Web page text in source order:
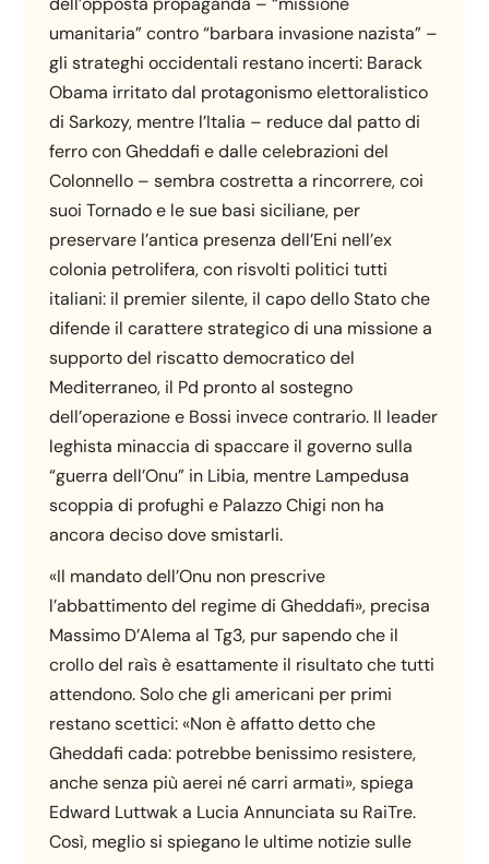
umanitaria” contro “barbara invasione nazista” –
gli strateghi occidentali restano incerti: Barack
Obama irritato dal protagonismo elettoralistico
di Sarkozy, mentre l’Italia – reduce dal patto di
ferro con Gheddafi e dalle celebrazioni del
Colonnello – sembra costretta a rincorrere, coi
suoi Tornado e le sue basi siciliane, per
preservare l’antica presenza dell’Eni nell’ex
colonia petrolifera, con risvolti politici tutti
italiani: il premier silente, il capo dello Stato che
difende il carattere strategico di una missione a
supporto del riscatto democratico del
Mediterraneo, il Pd pronto al sostegno
dell’operazione e Bossi invece contrario. Il leader
leghista minaccia di spaccare il governo sulla
“guerra dell’Onu” in Libia, mentre Lampedusa
scoppia di profughi e Palazzo Chigi non ha
ancora deciso dove smistarli.
«Il mandato dell’Onu non prescrive
l’abbattimento del regime di Gheddafi», precisa
Massimo D’Alema al Tg3, pur sapendo che il
crollo del raìs è esattamente il risultato che tutti
attendono. Solo che gli americani per primi
restano scettici: «Non è affatto detto che
Gheddafi cada: potrebbe benissimo resistere,
anche senza più aerei né carri armati», spiega
Edward Luttwak a Lucia Annunciata su RaiTre.
Così, meglio si spiegano le ultime notizie sulle